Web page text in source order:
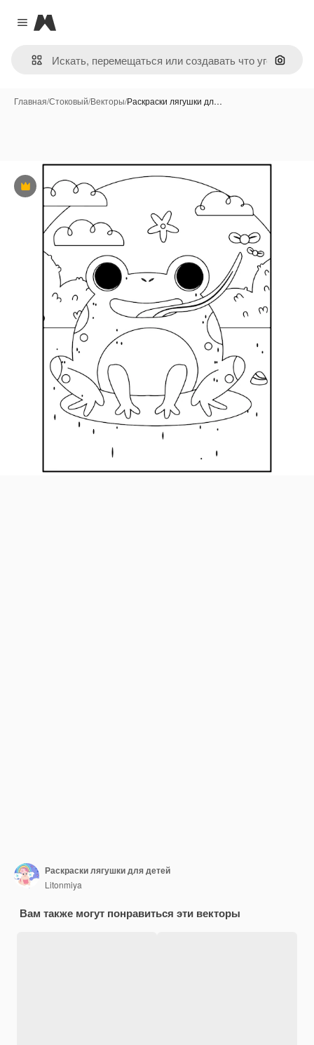
Close menu
Magnific
Поиск
Главная/Стоковый/Векторы/Раскраски лягушки дл…
Премиум
Раскраски лягушки для детей
Litonmiya
Вам также могут понравиться эти векторы